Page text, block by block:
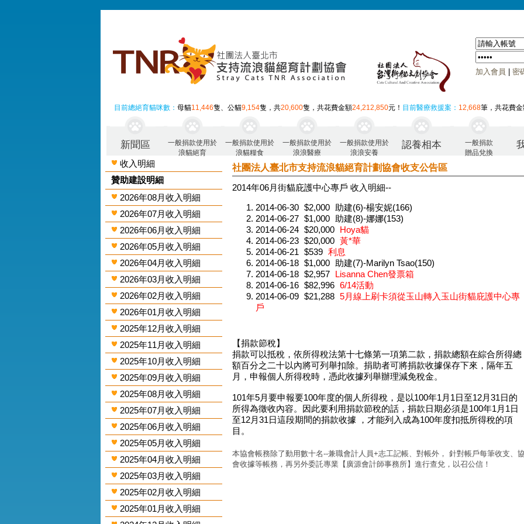
加入會員 密
目前總絕育貓咪數： 母貓11,446隻、公貓9,154隻，共20,600隻，共花費金額24,212,850元！ 目前醫療救援案： 12,668筆，共花費金
新聞區
一般捐款使用於
浪貓絕育
一般捐款使用於
浪貓糧食
一般捐款使用於
浪浪醫療
一般捐款使用於
浪浪安養
認養相本
一般捐款
贈品兌換
收入明細
贊助建設明細
2026年08月收入明細
2026年07月收入明細
2026年06月收入明細
2026年05月收入明細
2026年04月收入明細
2026年03月收入明細
2026年02月收入明細
2026年01月收入明細
2025年12月收入明細
2025年11月收入明細
2025年10月收入明細
2025年09月收入明細
2025年08月收入明細
2025年07月收入明細
2025年06月收入明細
2025年05月收入明細
2025年04月收入明細
2025年03月收入明細
2025年02月收入明細
2025年01月收入明細
社團法人臺北市支持流浪貓絕育計劃協會收支公告區
2014年06月 街貓庇護中心專戶 收入明細--
2014-06-30 $2,000 助建(6)-楊安妮(166)
2014-06-27 $1,000 助建(8)-娜娜(153)
2014-06-24 $20,000
Hoya貓
2014-06-23 $20,000 黃*華
2014-06-21 $539 利息
2014-06-18 $1,000 助建(7)-Marilyn Tsao(150)
2014-06-18 $2,957
Lisanna Chen發票箱
2014-06-16 $82,996 6/14活動
2014-06-09 $21,288 5月線上刷卡須從玉山轉入玉山街貓庇護中心專
戶
【捐款節稅】
捐款可以抵稅，依所得稅法第十七條第一項第二款，捐款總額在綜合所得總
額百分之二十以內將可列舉扣除。捐助者可將捐款收據保存下來，隔年五
月，申報個人所得稅時，憑此收據列舉辦理減免稅金。
101年5月要申報要100年度的個人所得稅，是以100年1月1日至12月31日的
所得為徵收內容。因此要利用捐款節稅的話，捐款日期必須是100年1月1日
至12月31日這段期間的捐款收據 ，才能列入成為100年度扣抵所得稅的項
目。
本協會帳務除了動用數十名--兼職會計人員+志工記帳、對帳外， 針對帳戶每筆收支、
會收據等帳務，再另外委託專業【廣源會計師事務所】進行查兌，以召公信！